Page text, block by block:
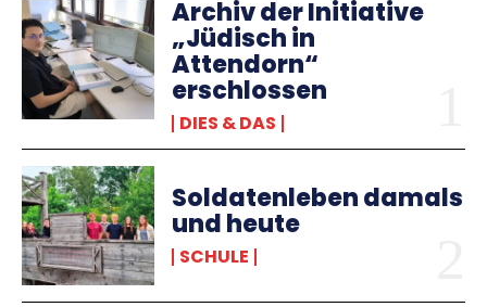
Archiv der Initiative
„Jüdisch in
Attendorn“
erschlossen
DIES & DAS
Soldatenleben damals
und heute
SCHULE